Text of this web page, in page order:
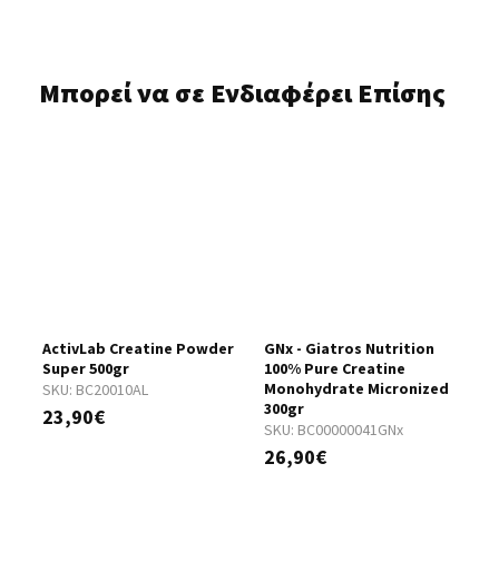
Μπορεί να σε Ενδιαφέρει Επίσης
SKU: BC20010AL
ActivLab Creatine Powder
Super 500gr
23,90€ SKU: BC00000041GNx
GNx - Giatros Nutrition
100% Pure Creatine
Monohydrate Micronized
300gr
26,90€